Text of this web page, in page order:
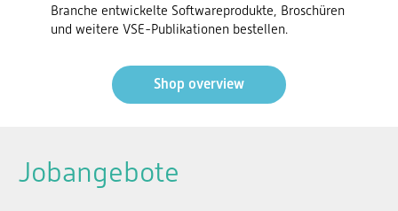
Branche entwickelte Softwareprodukte, Broschüren
und weitere VSE-Publikationen bestellen.
Shop overview
Jobangebote